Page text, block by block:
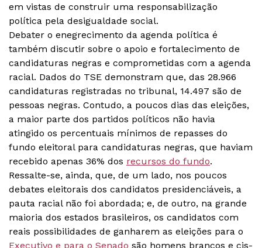
em vistas de construir uma responsabilização
política pela desigualdade social.
Debater o enegrecimento da agenda política é
também discutir sobre o apoio e fortalecimento de
candidaturas negras e comprometidas com a agenda
racial. Dados do TSE demonstram que, das 28.966
candidaturas registradas no tribunal, 14.497 são de
pessoas negras. Contudo, a poucos dias das eleições,
a maior parte dos partidos políticos não havia
atingido os percentuais mínimos de repasses do
fundo eleitoral para candidaturas negras, que haviam
recebido apenas 36% dos recursos do fundo.
Ressalte-se, ainda, que, de um lado, nos poucos
debates eleitorais dos candidatos presidenciáveis, a
pauta racial não foi abordada; e, de outro, na grande
maioria dos estados brasileiros, os candidatos com
reais possibilidades de ganharem as eleições para o
Executivo e para o Senado são homens brancos e cis-